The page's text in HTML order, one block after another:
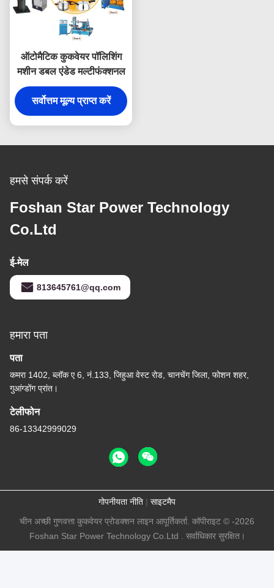
ऑटोमैटिक कुकवेयर पॉलिशिंग
मशीन डबल एंडेड मल्टीफंक्शनल
सर्वोत्तम मूल्य प्राप्त करें
हमसे संपर्क करें
Foshan Star Power Technology
Co.Ltd
ई-मेल
813645761@qq.com
हमारा पता
पता
कमरा 1402, ब्लॉक ए 6, नं.133, जिहुआ वेस्ट रोड, चानचेंग जिला, फोशन शहर,
गुआंग्डोंग प्रांत।
टेलीफोन
86-13342999029
गोपनीयता नीति | साइटमैप
चीन अच्छी गुणवत्ता कुकवेयर प्रोडक्शन लाइन आपूर्तिकर्ता. कॉपीराइट © -2026
Foshan Star Power Technology Co.Ltd . सर्वाधिकार सुरक्षित।